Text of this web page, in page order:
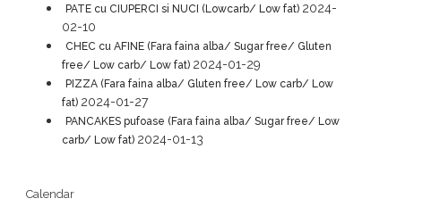
PATE cu CIUPERCI si NUCI (Lowcarb/ Low fat) 2024-
02-10
CHEC cu AFINE (Fara faina alba/ Sugar free/ Gluten
free/ Low carb/ Low fat) 2024-01-29
PIZZA (Fara faina alba/ Gluten free/ Low carb/ Low
fat) 2024-01-27
PANCAKES pufoase (Fara faina alba/ Sugar free/ Low
carb/ Low fat) 2024-01-13
Calendar